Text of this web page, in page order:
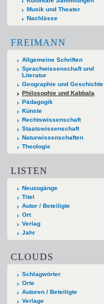
Musik und Theater
Nachlässe
FREIMANN
Allgemeine Schriften
Sprachwissenschaft und
Literatur
Geographie und Geschichte
Philosophie und Kabbala
Pädagogik
Künste
Rechtswissenschaft
Staatswissenschaft
Naturwissenschaften
Theologie
LISTEN
Neuzugänge
Titel
Autor / Beteiligte
Ort
Verlag
Jahr
CLOUDS
Schlagwörter
Orte
Autoren / Beteiligte
Verlage